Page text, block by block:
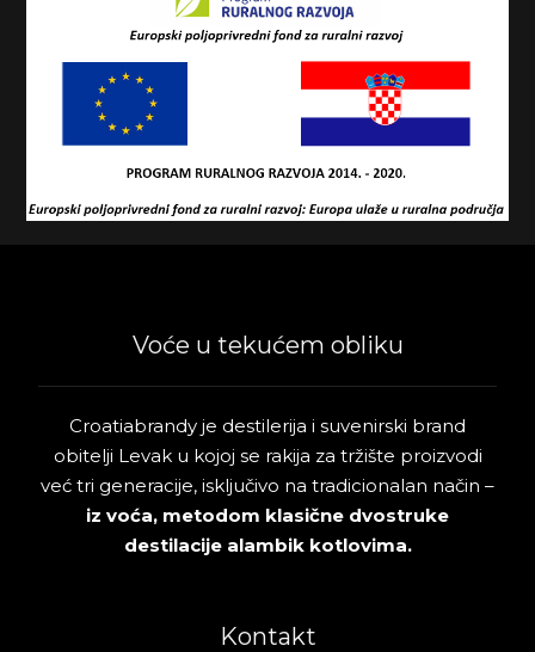
Voće u tekućem obliku
Croatiabrandy je destilerija i suvenirski brand
obitelji Levak u kojoj se rakija za tržište proizvodi
već tri generacije, isključivo na tradicionalan način –
iz voća, metodom klasične dvostruke
destilacije alambik kotlovima.
Kontakt